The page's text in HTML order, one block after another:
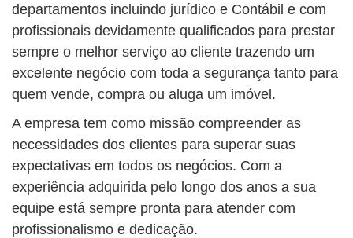
departamentos incluindo jurídico e Contábil e com
profissionais devidamente qualificados para prestar
sempre o melhor serviço ao cliente trazendo um
excelente negócio com toda a segurança tanto para
quem vende, compra ou aluga um imóvel.
A empresa tem como missão compreender as
necessidades dos clientes para superar suas
expectativas em todos os negócios. Com a
experiência adquirida pelo longo dos anos a sua
equipe está sempre pronta para atender com
profissionalismo e dedicação.